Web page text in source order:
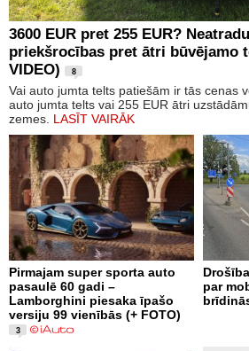
3600 EUR pret 255 EUR?
priekšrocības pret ātri būvējamo
VIDEO)
8
Vai auto jumta telts patiešām ir tās cenas
auto jumta telts vai 255 EUR ātri
zemes. LASĪT VAIRĀK
Pirmajam super sporta auto
pasaulē 60 gadi –
Lamborghini piesaka īpašo
versiju 99 vienībās (+ FOTO)
3
par